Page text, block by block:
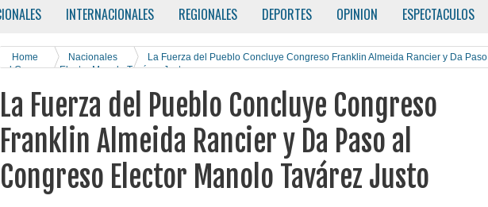
INTERNACIONALES REGIONALES DEPORTES OPINION ESPECTACULOS
Home Nacionales
La Fuerza del Pueblo Concluye Congreso Franklin Almeida Rancier y Da Paso
al Congreso Elector Manolo Tavárez Justo
La Fuerza del Pueblo Concluye Congreso
Franklin Almeida Rancier y Da Paso al
Congreso Elector Manolo Tavárez Justo